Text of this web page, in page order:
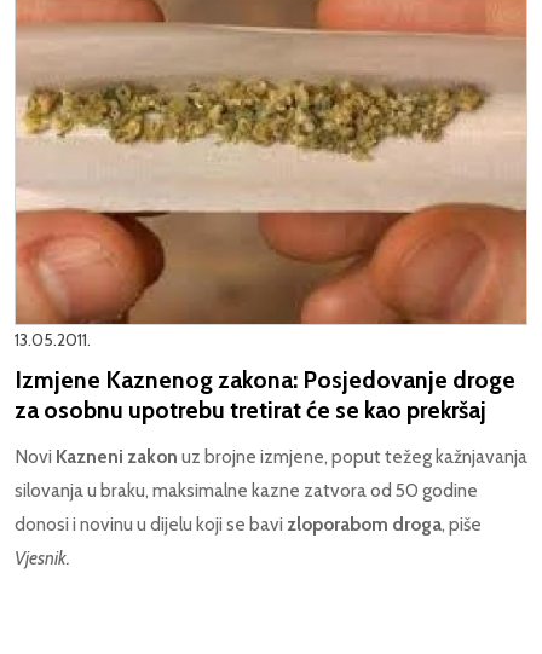
13.05.2011.
Izmjene Kaznenog zakona: Posjedovanje droge
za osobnu upotrebu tretirat će se kao prekršaj
Novi Kazneni zakon uz brojne izmjene, poput težeg kažnjavanja
silovanja u braku, maksimalne kazne zatvora od 50 godine
donosi i novinu u dijelu koji se bavi zloporabom droga, piše
Vjesnik.